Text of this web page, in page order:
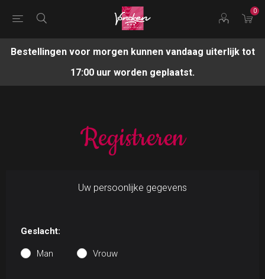
0
Bestellingen voor morgen kunnen vandaag uiterlijk tot
17:00 uur worden geplaatst.
Registreren
Uw persoonlijke gegevens
Geslacht:
Man Vrouw